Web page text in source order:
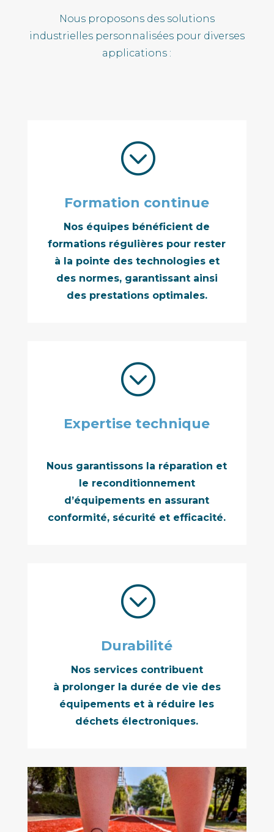
Nous proposons des solutions
industrielles personnalisées pour diverses
applications :
;
Formation continue
Nos équipes bénéficient de
formations régulières pour rester
à la pointe des technologies et
des normes, garantissant ainsi
des prestations optimales.
;
Expertise technique
Nous garantissons la réparation et
le reconditionnement
d’équipements en assurant
conformité, sécurité et efficacité.
;
Durabilité
Nos services contribuent
à prolonger la durée de vie des
équipements et à réduire les
déchets électroniques.